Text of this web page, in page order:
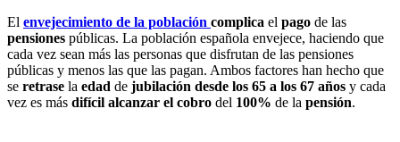
El envejecimiento de la población complica el pago de las
pensiones públicas. La población española envejece, haciendo que
cada vez sean más las personas que disfrutan de las pensiones
públicas y menos las que las pagan. Ambos factores han hecho que
se retrase la edad de jubilación desde los 65 a los 67 años y cada
vez es más difícil alcanzar el cobro del 100% de la pensión.